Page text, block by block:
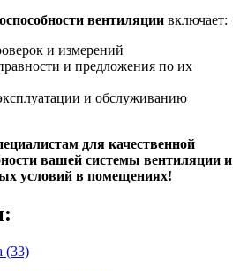
вентиляции включает:
и измерений
и предложения по их
и обслуживанию
для качественной
вашей системы вентиляции и
условий в помещениях!